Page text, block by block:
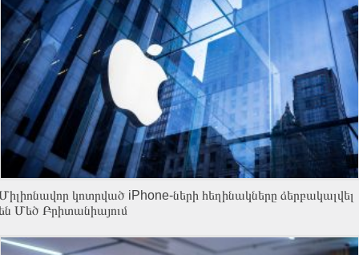
կոտրված iPhone-ների հեղինակները ձերբակալվել
Մեծ Բրիտանիայում